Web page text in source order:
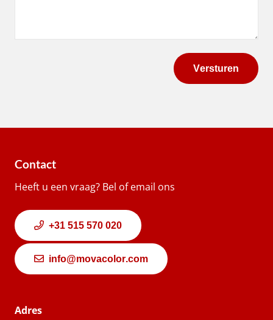
Contact
Heeft u een vraag? Bel of email ons
+31 515 570 020
info@movacolor.com
Adres